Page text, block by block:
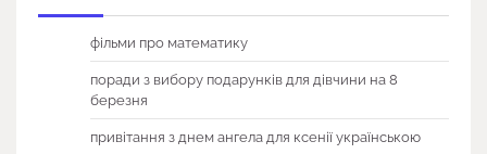
фільми про математику
поради з вибору подарунків для дівчини на 8
березня
привітання з днем ангела для ксенії українською